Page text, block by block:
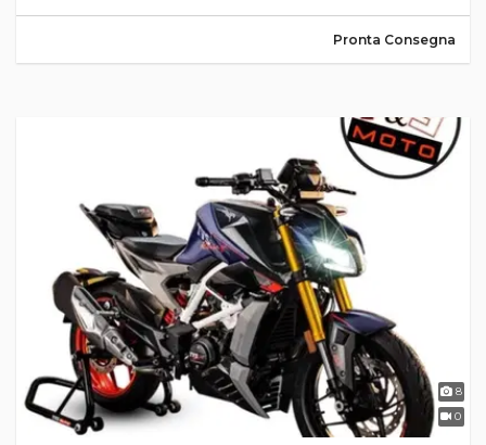
Pronta Consegna
8
0